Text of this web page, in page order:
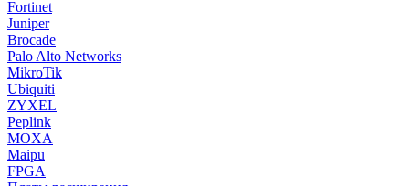
Fortinet
Juniper
Brocade
Palo Alto Networks
MikroTik
Ubiquiti
ZYXEL
Peplink
MOXA
Maipu
FPGA